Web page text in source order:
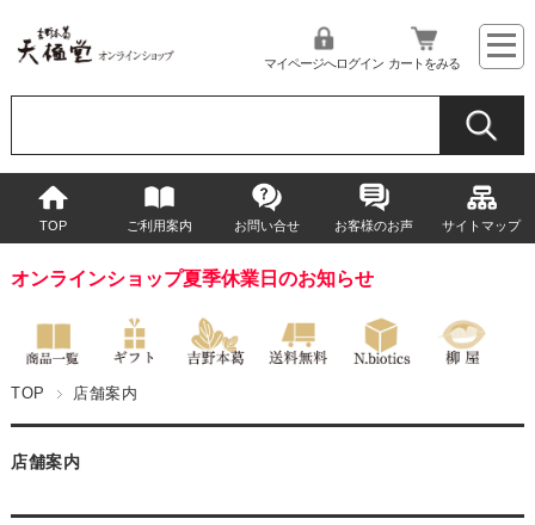
マイページへログイン カートをみる
TOP ご利用案内 お問い合せ お客様のお声 サイトマップ
オンラインショップ夏季休業日のお知らせ
TOP 店舗案内
店舗案内